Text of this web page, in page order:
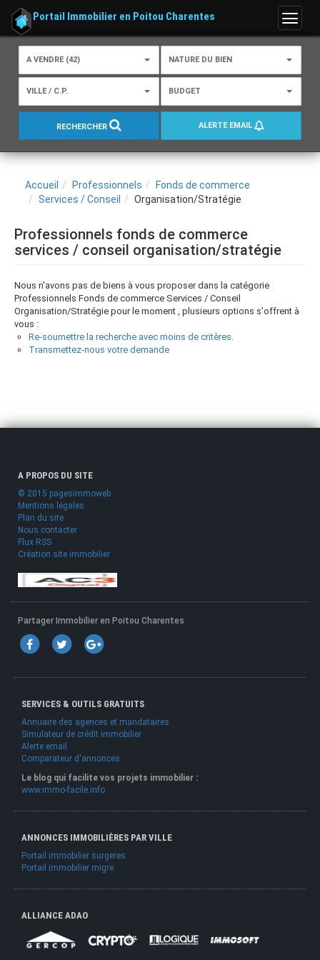
Menu
Portail Immobilier en Poitou Charentes
A VENDRE (42) NATURE DU BIEN
VILLE / C.P. BUDGET
RECHERCHER ALERTE EMAIL
Accueil Professionnels
Fonds de commerce
Services / Conseil
Organisation/Stratégie
Professionnels fonds de commerce
services / conseil organisation/stratégie
Nous n'avons pas de biens à vous proposer dans la catégorie
Professionnels Fonds de commerce Services / Conseil
Organisation/Stratégie pour le moment , plusieurs options s'offrent à
vous :
Re-soumettre la recherche avec moins de critères.
Transmettez-nous votre demande
A PROPOS DU SITE
© 2015 pagesimmoweb
Mentions légales
Plan du site
Nous contacter
Flux RSS
Création site immobilier
Partager Immobilier en Poitou Charentes
SERVICES & OUTILS GRATUITS
Annuaire des agences et mandataires
Simulateur de crédit immobilier
Alerte email
Comparateur d'annonces
Le blog qui facilite vos projets immobilier :
www.immo-facile.info
ANNONCES IMMOBILIÈRES PAR VILLE
Portail immobilier surgeres
Portail immobilier migre
ALLIANCE ADAO